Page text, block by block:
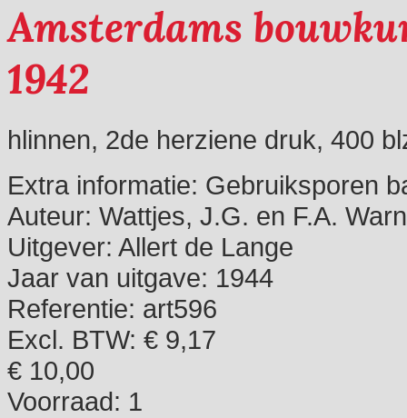
Amsterdams
1942
hlinnen, 2de herziene druk, 400
Extra informatie: Gebruiksporen
Auteur: Wattjes, J.G. en F.A.
Uitgever: Allert de Lange
Jaar van uitgave: 1944
Referentie: art596
Excl. BTW: € 9,17
€ 10,00
Voorraad: 1